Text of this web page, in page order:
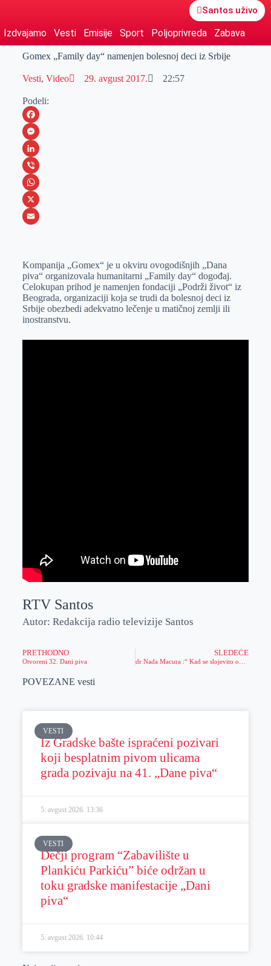
Santos uživo
Izdvajamo Vesti Emisije Sport Poljoprivreda Zabava
Gomex „Family day“ namenjen bolesnoj deci iz Srbije
Vesti, Video 29. avgust 2017. 22:57
Podeli:
F
a
c
e
b
o
M
e
s
s
e
e
r
L
i
n
k
I
n
V
i
b
W
h
s
A
p
p
X
a
i
l
Kompanija „Gomex“ je u okviru ovogodišnjih „Dana
piva“ organizovala humanitarni „Family day“ dogođaj.
Celokupan prihod je namenjen fondaciji „Podrži život“ iz
Beograda, organizaciji koja se trudi da bolesnoj deci iz
Srbije obezbedi adekvatno lečenje u matičnoj zemlji ili
inostranstvu.
RTV Santos
Autor: Redakcija radio televizije Santos
PRETHODNO
Otvoreni 32. Dani piva
SLEDEĆE
POVEZANE vesti
VESTI
Iz Gradske bašte ispraćeni pozivari
koji besplatnim pivom ulicama
grada pozivaju na 41. „Dane piva“
5. avgust 2026. 13:36
VESTI
Dečji program “Zabavilište u
Plankiću Parkiću” biće održan u
toku gradske manifestacije „Dani
piva“
5. avgust 2026. 10:44